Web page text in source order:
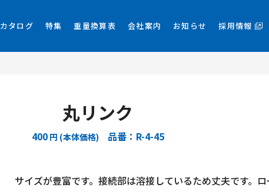
カタログ 特集 重量換算表 会社案内 お知らせ 採用情報
丸リンク
400 円 (本体価格) 品番：R-4-45
サイズが豊富です。接続部は溶接しているため丈夫です。ロ